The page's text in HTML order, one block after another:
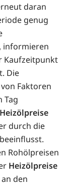
daran
genug
informieren
Kaufzeitpunkt
Die
Faktoren
Tag
Heizölpreise
durch die
Rohölpreisen
Heizölpreise
den